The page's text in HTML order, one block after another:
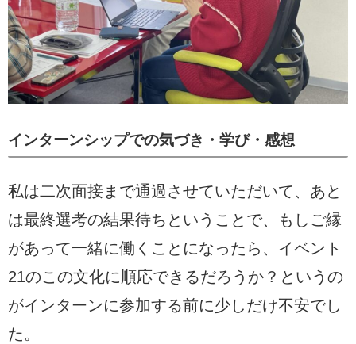
インターンシップでの気づき・学び・感想
私は二次面接まで通過させていただいて、あと
は最終選考の結果待ちということで、もしご縁
があって一緒に働くことになったら、イベント
21のこの文化に順応できるだろうか？というの
がインターンに参加する前に少しだけ不安でし
た。